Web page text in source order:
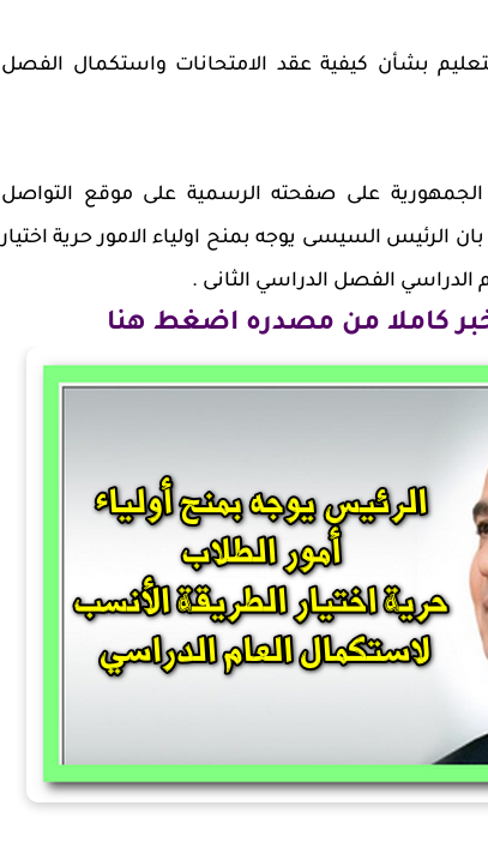
بشأن كيفية عقد الامتحانات واستكمال الفصل
على صفحته الرسمية على موقع التواصل
الرئيس السيسى يوجه بمنح اولياء الامور حرية اختيار
الفصل الدراسي الثانى .
كاملا من مصدره اضغط هنا